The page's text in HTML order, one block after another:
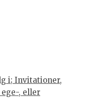
i; Invitationer,
, eller